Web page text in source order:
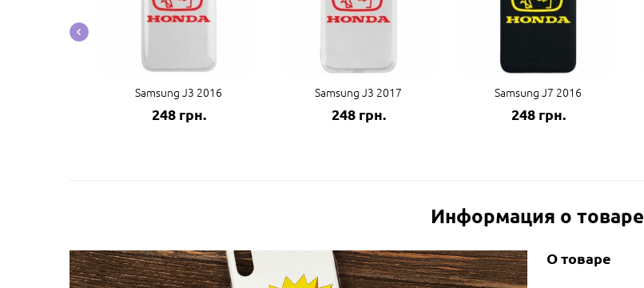
Samsung J3 2016
248 грн.
Samsung J3 2017
248 грн.
Samsung J7 2016
248 грн.
Информация о товаре
О товаре